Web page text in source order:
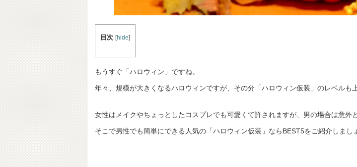
目次 [hide]
もうすぐ「ハロウィン」ですね。
年々、規模が大きくなるハロウィンですが、その分「ハロウィン仮装」のレベルも
女性はメイクやちょっとしたコスプレでも可愛くて許されますが、男の場合は意外
そこで男性でも簡単にできる人気の「ハロウィン仮装」ならBEST5をご紹介しまし